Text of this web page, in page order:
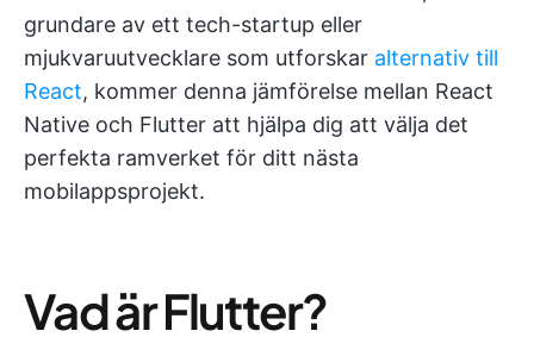
grundare av ett tech-startup eller
mjukvaruutvecklare som utforskar alternativ till
React, kommer denna jämförelse mellan React
Native och Flutter att hjälpa dig att välja det
perfekta ramverket för ditt nästa
mobilappsprojekt.
Vad är Flutter?